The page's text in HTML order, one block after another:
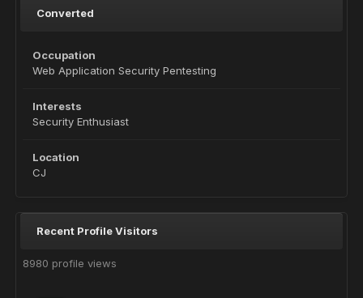
Converted
Occupation
Web Application Security Pentesting
Interests
Security Enthusiast
Location
CJ
Recent Profile Visitors
8980 profile views